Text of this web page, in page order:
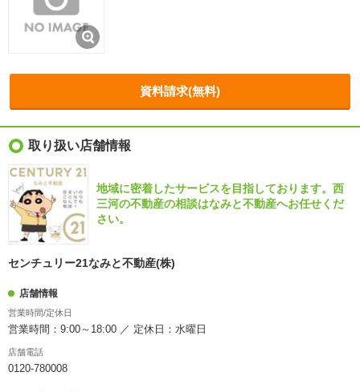
資料請求(無料)
取り扱い店舗情報
地域に密着したサービスを目指しております。西
三河の不動産の相談はなみと不動産へお任せくだ
さい。
センチュリー21なみと不動産(株)
店舗情報
営業時間/定休日
営業時間：9:00～18:00 ／ 定休日：水曜日
店舗電話
0120-780008